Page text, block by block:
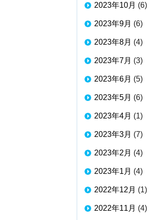
2023年10月 (6)
2023年9月 (6)
2023年8月 (4)
2023年7月 (3)
2023年6月 (5)
2023年5月 (6)
2023年4月 (1)
2023年3月 (7)
2023年2月 (4)
2023年1月 (4)
2022年12月 (1)
2022年11月 (4)